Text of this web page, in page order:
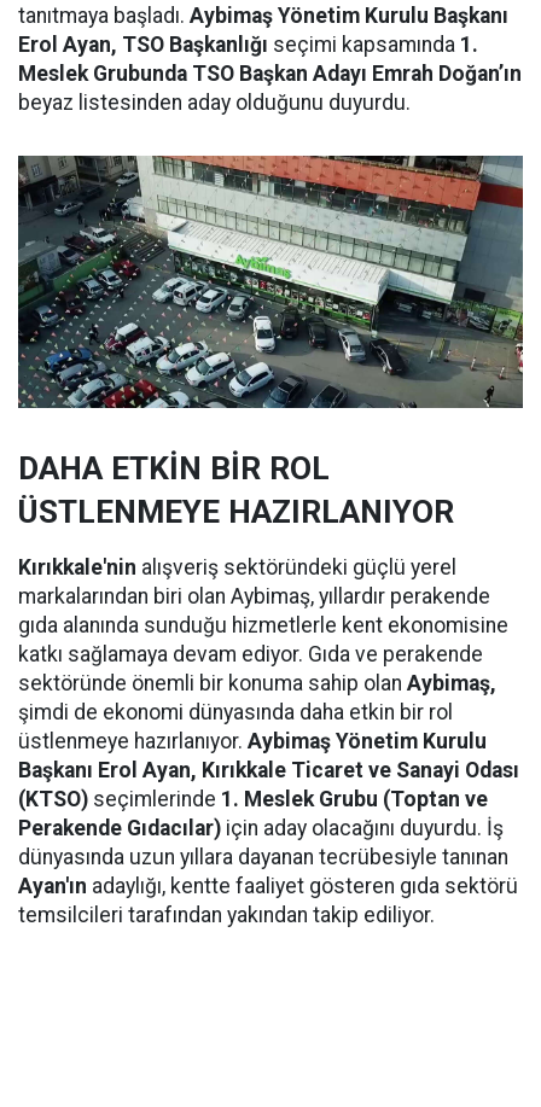
tanıtmaya başladı. Aybimaş Yönetim Kurulu Başkanı
Erol Ayan, TSO Başkanlığı seçimi kapsamında 1.
Meslek Grubunda TSO Başkan Adayı Emrah Doğan’ın
beyaz listesinden aday olduğunu duyurdu.
DAHA ETKİN BİR ROL
ÜSTLENMEYE HAZIRLANIYOR
Kırıkkale'nin alışveriş sektöründeki güçlü yerel
markalarından biri olan Aybimaş, yıllardır perakende
gıda alanında sunduğu hizmetlerle kent ekonomisine
katkı sağlamaya devam ediyor. Gıda ve perakende
sektöründe önemli bir konuma sahip olan Aybimaş,
şimdi de ekonomi dünyasında daha etkin bir rol
üstlenmeye hazırlanıyor. Aybimaş Yönetim Kurulu
Başkanı Erol Ayan, Kırıkkale Ticaret ve Sanayi Odası
(KTSO) seçimlerinde 1. Meslek Grubu (Toptan ve
Perakende Gıdacılar) için aday olacağını duyurdu. İş
dünyasında uzun yıllara dayanan tecrübesiyle tanınan
Ayan'ın adaylığı, kentte faaliyet gösteren gıda sektörü
temsilcileri tarafından yakından takip ediliyor.